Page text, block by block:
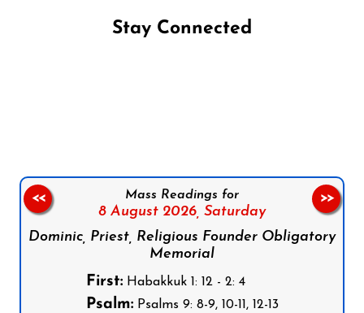
Stay Connected
Mass Readings for
8 August 2026, Saturday
Dominic, Priest, Religious Founder Obligatory
Memorial
First:Habakkuk 1: 12 - 2: 4
Psalm:Psalms 9: 8-9, 10-11, 12-13
<< >>